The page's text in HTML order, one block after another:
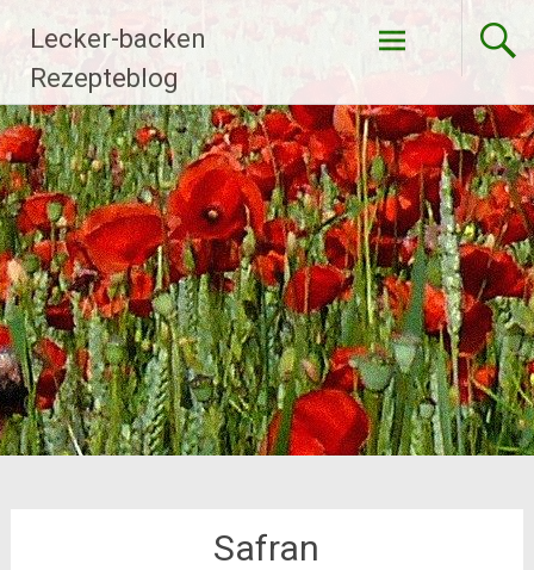
Inhalt
springen
Lecker-backen
Rezepteblog
Safran